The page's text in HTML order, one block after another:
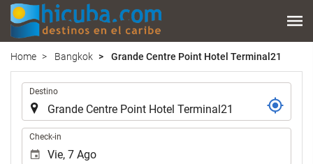
Home Bangkok Grande Centre Point Hotel Terminal21
Destino
Check-in